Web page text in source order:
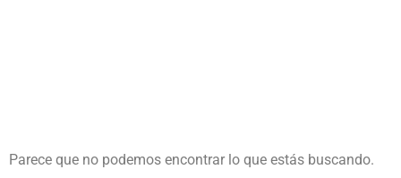
Parece que no podemos encontrar lo que estás buscando.